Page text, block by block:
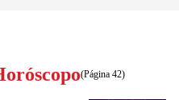
(Página 42)